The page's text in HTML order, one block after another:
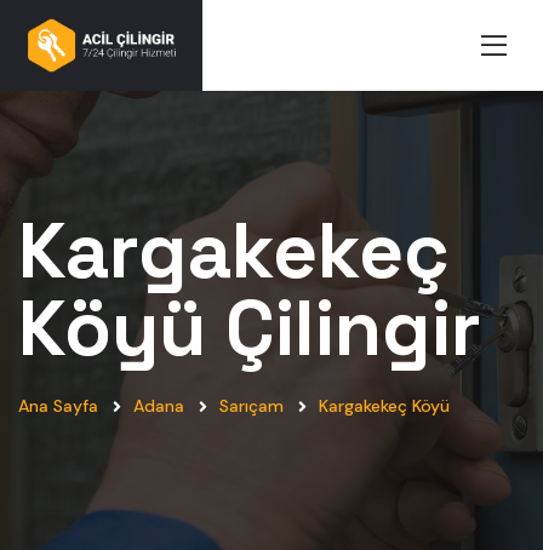
Kargakekeç
Köyü Çilingir
Ana Sayfa Adana Sarıçam Kargakekeç Köyü